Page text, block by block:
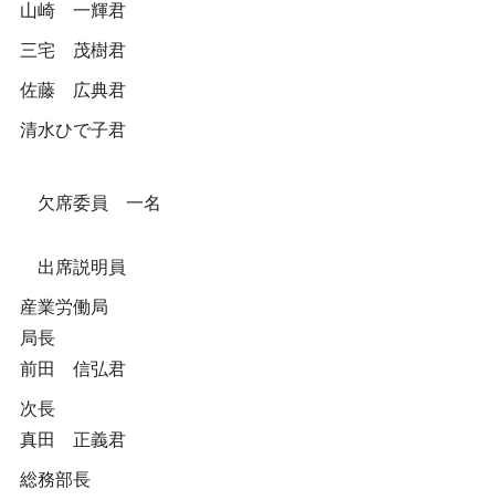
山崎 一輝君
三宅 茂樹君
佐藤 広典君
清水ひで子君
欠席委員 一名
出席説明員
産業労働局
局長
前田 信弘君
次長
真田 正義君
総務部長